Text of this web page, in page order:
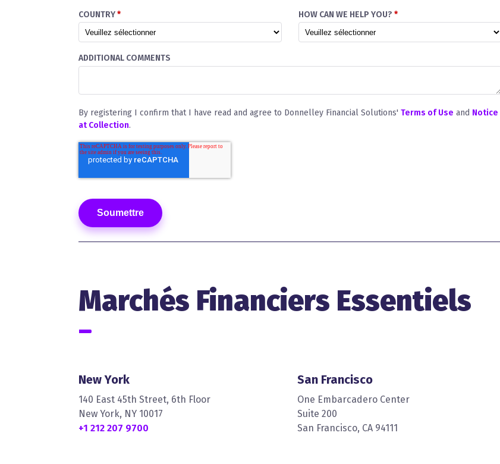
COUNTRY* HOW CAN WE HELP YOU? *
ADDITIONAL COMMENTS
By registering I confirm that I have read and agree to Donnelley Financial Solutions' Terms of Use and Notice
at Collection.
Marchés Financiers Essentiels
New York
140 East 45th Street, 6th Floor
New York, NY 10017
+1 212 207 9700
San Francisco
One Embarcadero Center
Suite 200
San Francisco, CA 94111